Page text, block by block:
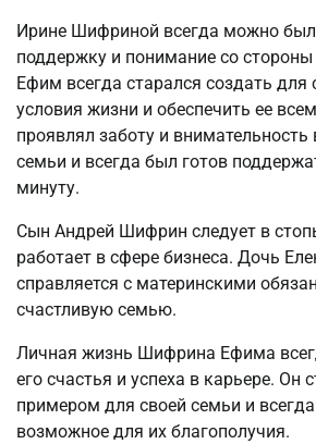
Ирине Шифриной всегда можно
поддержку и понимание со
Ефим всегда старался создать
условия жизни и обеспечить ее
проявлял заботу и
семьи и всегда был готов
минуту.
Сын Андрей Шифрин следует в
работает в сфере бизнеса. Дочь
справляется с материнскими
счастливую семью.
Личная жизнь Шифрина Ефима
его счастья и успеха в карьере. Он
примером для своей семьи и
возможное для их благополучия.